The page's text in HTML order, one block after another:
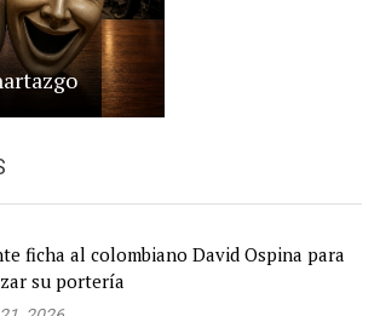
ficha al colombiano David Ospina para
su portería